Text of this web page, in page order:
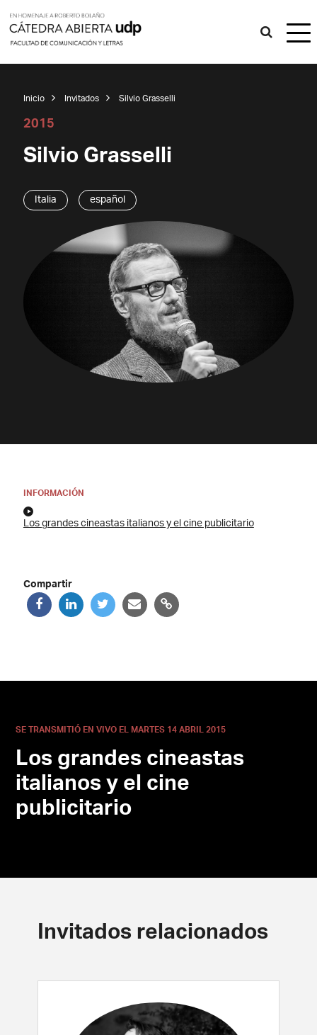
Inicio Invitados Silvio Grasselli
2015
Silvio Grasselli
Italia español
INFORMACIÓN
Los grandes cineastas italianos y el cine publicitario
Compartir
SE TRANSMITIÓ EN VIVO EL MARTES 14 ABRIL 2015
Los grandes cineastas
italianos y el cine
publicitario
Invitados relacionados